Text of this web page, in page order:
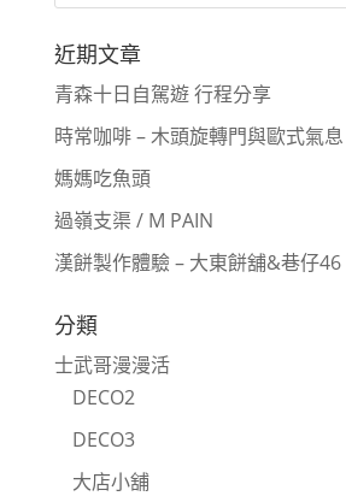
近期文章
青森十日自駕遊 行程分享
時常咖啡 – 木頭旋轉門與歐式氣息
媽媽吃魚頭
過嶺支渠 / M PAIN
漢餅製作體驗 – 大東餅舖&巷仔46
分類
士武哥漫漫活
DECO2
DECO3
大店小舖